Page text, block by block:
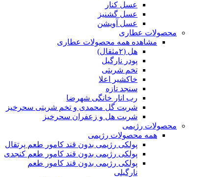
عسل کنار
عسل گشنیز
عسل آویشن
محصولات عطاری
مشاهده همه محصولات عطاری
هل (۲مثقال)
پودر نارگیل
تخم شربتی
خاکشیر اعلا
سنجد تازه
رب انار خانگی شهرضا
شربت گل محمدی و تخم شربتی سحرخیز
شربت هل و زعفران سحرخیز
محصولات رژیمی
همه محصولات رژیمی
پولکی رژیمی بدون قند کامور طعم پرتقال
پولکی رژیمی بدون قند کامور طعم کنجدی
پولکی رژیمی بدون قند کامور طعم
نارگیلی